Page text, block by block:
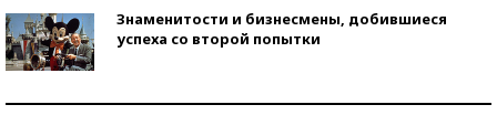
Знаменитости и бизнесмены, добившиеся
успеха со второй попытки